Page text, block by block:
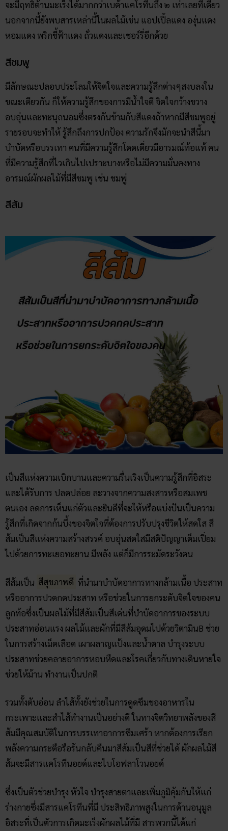
จะมีฤทธิ์ต้านมะเร็งได้มากกว่าเบต้าแคโรทีนถึง ๒ เท่าเลยทีเดียว
นอกจากนี้ยังพบสารเหล่านี้ในผลไม้เช่น แอปเปิ้ลแดง องุ่นแดง
หอมแดง พริกชี้ฟ้าแดง ถั่วแดงและเชอร์รี่อีกด้วย
สีชมพู
มีลักษณะปลอบประโลมให้จิตใจและความรู้สึกต่างๆสงบลงใน
ขณะเดียวกัน ก็ให้ความรู้สึกของการมีน้ำใจดี จิตใจกว้างขวาง
อบอุ่นและทะนุถนอมซึ่งตรงกันข้ามกับสีแดงถ้าหากมีสีชมพูอยู่
รายรอบจะทำให้ รู้สึกถึงการปกป้อง ความรักจึงมักจะนำสีนี้มา
บำบัดหรือบรรเทา คนที่มีความรู้สึกโดดเดี่ยวมีอารมณ์ท้อแท้ คน
ที่มีความรู้สึกที่ไวเกินไปเปราะบางหรือไม่มีความมั่นคงทาง
อารมณ์ผักผลไม้ที่มีสีชมพู เช่น ชมพู่
สีส้ม
เป็นสีแห่งความเบิกบานและความรื่นเริงเป็นความรู้สึกที่อิสระ
และได้รับการ ปลดปล่อย ละวางจากความสงสารหรือสมเพช
ตนเอง ลดการเห็นแก่ตัวและยินดีที่จะให้หรือแบ่งปันเป็นความ
รู้สึกที่เกิดจากก้นบึ้งของจิตใจที่ต้องการปรับปรุงชีวิตให้สดใส สี
ส้มเป็นสีแห่งความสร้างสรรค์ อบอุ่นสดใสมีสติปัญญาเต็มเปี่ยม
ไปด้วยการทะเยอทะยาน มีพลัง แต่ก็มีการระมัดระวังตน
สีส้มเป็น สีสุขภาพดี ที่นำมาบำบัดอาการทางกล้ามเนื้อ ประสาท
หรืออาการปวดกดประสาท หรือช่วยในการยกระดับจิตใจของคน
ลูกท้อซึ่งเป็นผลไม้ที่มีสีส้มเป็นสีเด่นที่บำบัดอาการของระบบ
ประสาทอ่อนแรง ผลไม้และผักที่มีสีส้มอุดมไปด้วยวิตามินB ช่วย
ในการสร้างเม็ดเลือด เผาผลาญแป้งและน้ำตาล บำรุงระบบ
ประสาทช่วยคลายอาการหอบหืดและโรคเกี่ยวกับทางเดินหายใจ
ช่วยให้ม้าน ทำงานเป็นปกติ
รวมทั้งตับอ่อน ลำไส้ทั้งยังช่วยในการดูดซึมของอาหารใน
กระเพาะและสำไส้ทำงานเป็นอย่างดี ในทางจิตวิทยาพลังของสี
ส้มมีคุณสมบัติในการบรรเทาอาการซึมเศร้า หากต้องการเรียก
พลังความกระตือรือร้นกลับคืนมาสีส้มเป็นสีที่ช่วยได้ ผักผลไม้สี
ส้มจะมีสารแคโรทีนอยด์และไบโอฟลาโวนอยด์
ซึ่งเป็นตัวช่วยบำรุง หัวใจ บำรุงสายตาและเพิ่มภูมิคุ้มกันให้แก่
ร่างกายซึ่งมีสารแคโรทีนที่มี ประสิทธิภาพสูงในการต้านอนุมูล
อิสระที่เป็นตัวการเกิดมะเร็งผักผลไม้ที่มี สารพวกนี้ได้แก่